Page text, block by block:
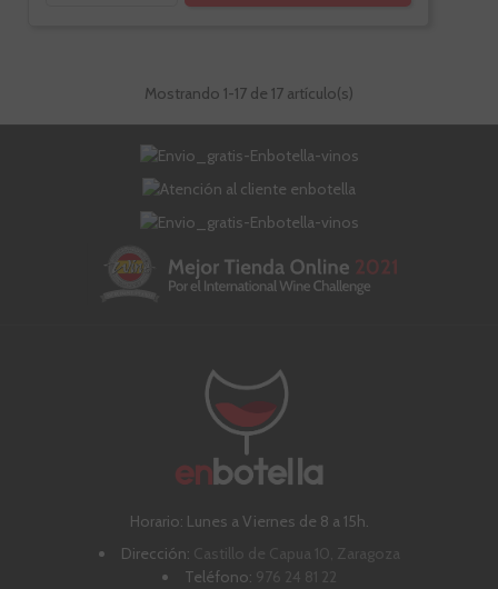
Mostrando 1-17 de 17 artículo(s)
Horario: Lunes a Viernes de 8 a 15h.
Dirección: Castillo de Capua 10, Zaragoza
Teléfono: 976 24 81 22